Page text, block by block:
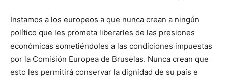
Instamos a los europeos a que nunca crean a ningún
político que les prometa liberarles de las presiones
económicas sometiéndoles a las condiciones impuestas
por la Comisión Europea de Bruselas. Nunca crean que
esto les permitirá conservar la dignidad de su país e